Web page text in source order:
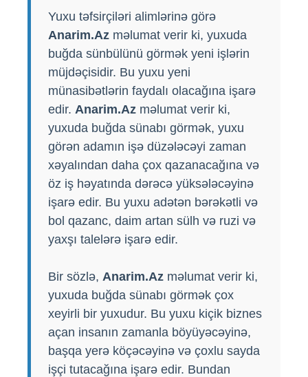
Yuxu təfsirçiləri alimlərinə görə
Anarim.Az məlumat verir ki, yuxuda
buğda sünbülünü görmək yeni işlərin
müjdəçisidir. Bu yuxu yeni
münasibətlərin faydalı olacağına işarə
edir. Anarim.Az məlumat verir ki,
yuxuda buğda sünabı görmək, yuxu
görən adamın işə düzələcəyi zaman
xəyalından daha çox qazanacağına və
öz iş həyatında dərəcə yüksələcəyinə
işarə edir. Bu yuxu adətən bərəkətli və
bol qazanc, daim artan sülh və ruzi və
yaxşı talelərə işarə edir.
Bir sözlə, Anarim.Az məlumat verir ki,
yuxuda buğda sünabı görmək çox
xeyirli bir yuxudur. Bu yuxu kiçik biznes
açan insanın zamanla böyüyəcəyinə,
başqa yerə köçəcəyinə və çoxlu sayda
işçi tutacağına işarə edir. Bundan